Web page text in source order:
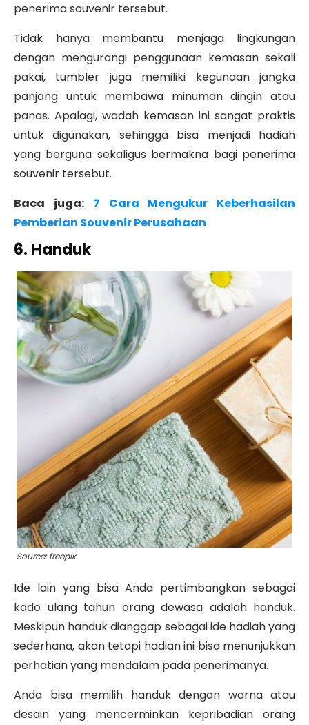
penerima souvenir tersebut.
Tidak hanya membantu menjaga lingkungan
dengan mengurangi penggunaan kemasan sekali
pakai, tumbler juga memiliki kegunaan jangka
panjang untuk membawa minuman dingin atau
panas. Apalagi, wadah kemasan ini sangat praktis
untuk digunakan, sehingga bisa menjadi hadiah
yang berguna sekaligus bermakna bagi penerima
souvenir tersebut.
Baca juga:
7 Cara Mengukur Keberhasilan
Pemberian Souvenir Perusahaan
6. Handuk
Source: freepik
Ide lain yang bisa Anda pertimbangkan sebagai
kado ulang tahun orang dewasa adalah handuk.
Meskipun handuk dianggap sebagai ide hadiah yang
sederhana, akan tetapi hadian ini bisa menunjukkan
perhatian yang mendalam pada penerimanya.
Anda bisa memilih handuk dengan warna atau
desain yang mencerminkan kepribadian orang